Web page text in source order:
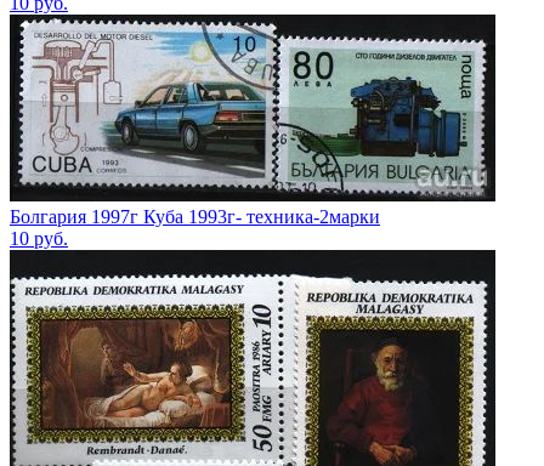
Болгария 1997г Куба 1993г- техника-2марки
10 руб.